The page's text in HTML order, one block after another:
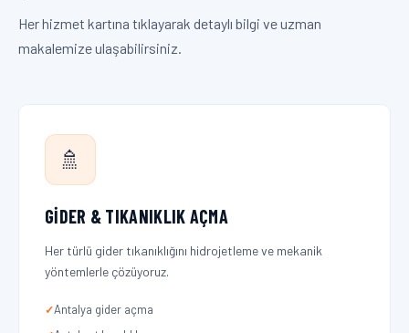
Her hizmet kartına tıklayarak detaylı bilgi ve uzman
makalemize ulaşabilirsiniz.
🚿
GIDER & TIKANIKLIK AÇMA
Her türlü gider tıkanıklığını hidrojetleme ve mekanik
yöntemlerle çözüyoruz.
Antalya gider açma